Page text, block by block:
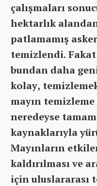
çalışmaları
hektarlık
patlamamış
temizlendi.
bundan daha
kolay,
mayın
neredeyse
kaynaklarıyla
Mayınların
kaldırılması ve
için uluslararası